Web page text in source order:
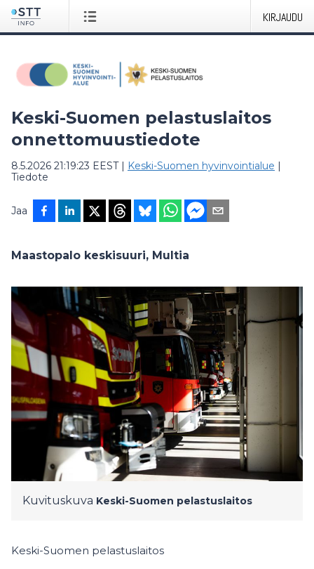
KIRJAUDU
Keski-Suomen pelastuslaitos
onnettomuustiedote
8.5.2026 21:19:23 EEST| Keski-Suomen hyvinvointialue |
Tiedote
Jaa
Maastopalo keskisuuri, Multia
Kuvituskuva Keski-Suomen pelastuslaitos
Keski-Suomen pelastuslaitos